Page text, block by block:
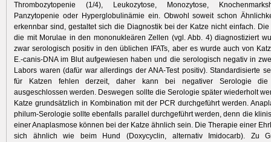
Thrombozytopenie (1/4), Leukozytose, Monozytose,
Panzytopenie oder Hyperglobulinämie ein. Obwohl soweit schon
erkennbar sind, gestaltet sich die Diagnostik bei der Katze nicht einfach.
die mit Morulae in den mononukleären Zellen (vgl. Abb. 4) diagnostiziert
zwar serologisch positiv in den üblichen IFATs, aber es wurde auch von
E.-canis-DNA im Blut aufgewiesen haben und die serologisch negativ in
Labors waren (dafür war allerdings der ANA-Test positiv). Standardisierte
für Katzen fehlen derzeit, daher kann bei negativer Serologie die
ausgeschlossen werden. Deswegen sollte die Serologie später wiederholt
Katze grundsätzlich in Kombination mit der PCR durchgeführt werden.
philum-Serologie sollte ebenfalls parallel durchgeführt werden, denn die
einer Anaplasmose können bei der Katze ähnlich sein. Die Therapie einer
sich ähnlich wie beim Hund (Doxycyclin, alternativ Imidocarb). Zu